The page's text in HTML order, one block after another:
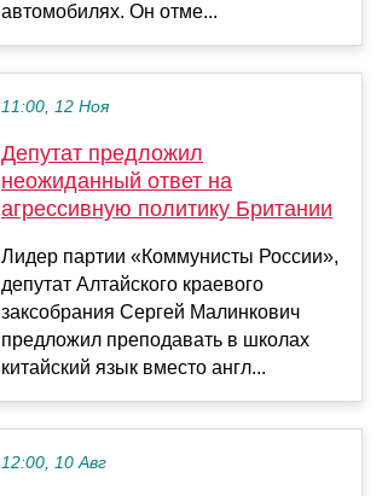
автомобилях. Он отме...
11:00, 12 Ноя
Депутат предложил
неожиданный ответ на
агрессивную политику Британии
Лидер партии «Коммунисты России»,
депутат Алтайского краевого
заксобрания Сергей Малинкович
предложил преподавать в школах
китайский язык вместо англ...
12:00, 10 Авг